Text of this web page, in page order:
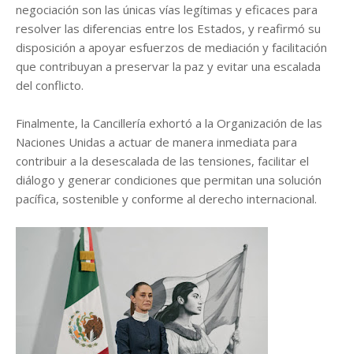
negociación son las únicas vías legítimas y eficaces para
resolver las diferencias entre los Estados, y reafirmó su
disposición a apoyar esfuerzos de mediación y facilitación
que contribuyan a preservar la paz y evitar una escalada
del conflicto.
Finalmente, la Cancillería exhortó a la Organización de las
Naciones Unidas a actuar de manera inmediata para
contribuir a la desescalada de las tensiones, facilitar el
diálogo y generar condiciones que permitan una solución
pacífica, sostenible y conforme al derecho internacional.